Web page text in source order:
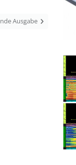
Ausgabe